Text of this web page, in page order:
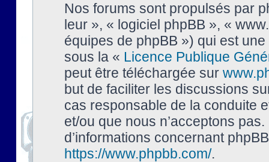
Nos forums sont propulsés par
leur », « logiciel phpBB », «
équipes de phpBB ») qui est
sous la « Licence Publique
peut être téléchargée sur
but de faciliter les discussions
cas responsable de la conduite
et/ou que nous n’acceptons
d’informations concernant
https://www.phpbb.com/.